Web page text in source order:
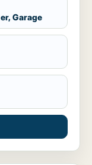
Garage